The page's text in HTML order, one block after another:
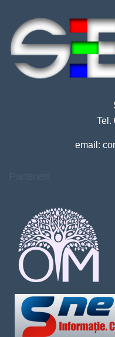
Tel.
email: